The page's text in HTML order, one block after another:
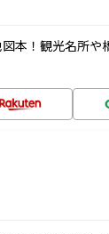
本！観光名所